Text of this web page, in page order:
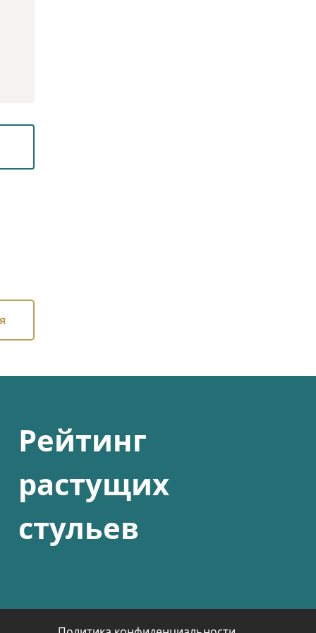
Рейтинг
растущих
стульев